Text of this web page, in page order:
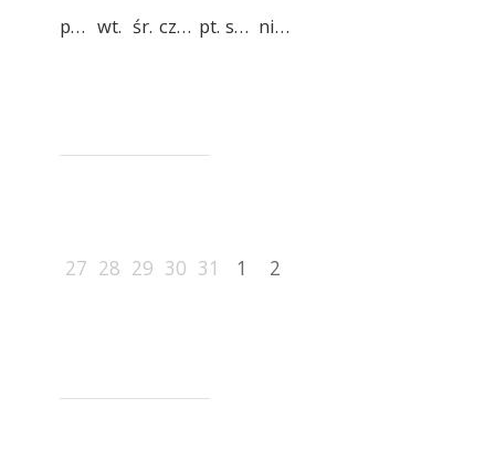
pon. wt. śr. czw. pt. sob. niedz.
27 28 29 30 31 1 2